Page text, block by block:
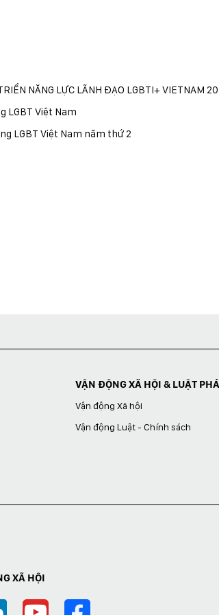
NĂNG LỰC LÃNH ĐẠO LGBTI+ VIETNAM
LGBT Việt Nam
LGBT Việt Nam năm thứ 2
VẬN ĐỘNG XÃ HỘI & LUẬT
Vận động Xã hội
Vận động Luật - Chính sách
XÃ HỘI